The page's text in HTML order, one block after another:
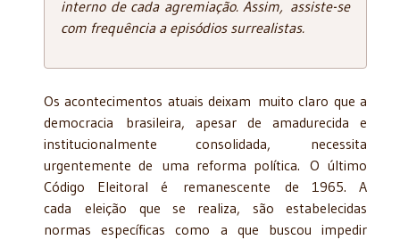
interno de cada agremiação. Assim, assiste-se
com frequência a episódios surrealistas.
Os acontecimentos atuais deixam muito claro que a
democracia brasileira, apesar de amadurecida e
institucionalmente consolidada, necessita
urgentemente de uma reforma política. O último
Código Eleitoral é remanescente de 1965. A
cada eleição que se realiza, são estabelecidas
normas específicas como a que buscou impedir